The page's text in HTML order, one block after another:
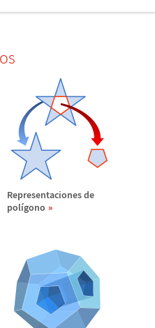
Representaciones de
polígono